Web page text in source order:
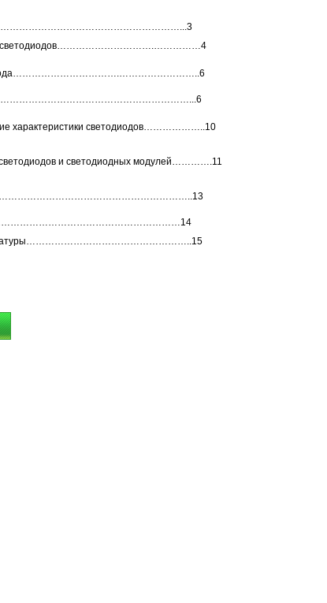
светодиодов………………………….……………4
характеристики светодиодов………………..10
светодиодов и светодиодных модулей………….11